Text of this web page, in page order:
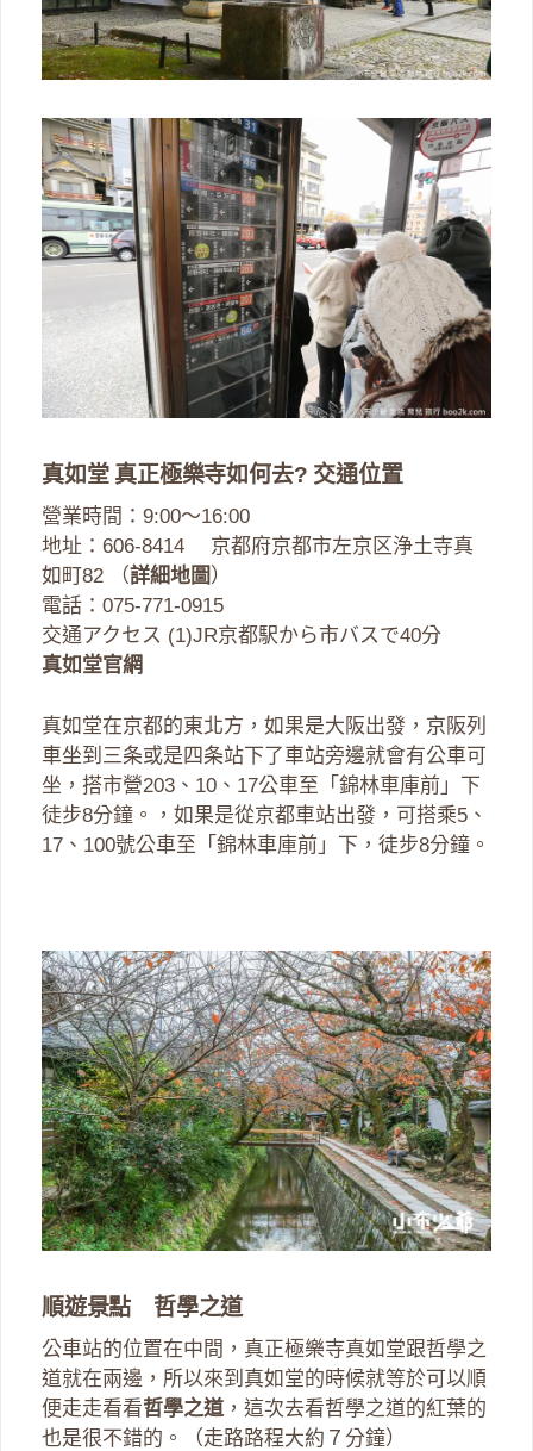
真如堂 真正極樂寺如何去? 交通位置
營業時間：9:00～16:00
地址：606-8414 京都府京都市左京区浄土寺真
如町82 （詳細地圖）
電話：075-771-0915
交通アクセス (1)JR京都駅から市バスで40分
真如堂官網
真如堂在京都的東北方，如果是大阪出發，京阪列
車坐到三条或是四条站下了車站旁邊就會有公車可
坐，搭市營203、10、17公車至「錦林車庫前」下
徒步8分鐘。，如果是從京都車站出發，可搭乘5、
17、100號公車至「錦林車庫前」下，徒步8分鐘。
順遊景點 哲學之道
公車站的位置在中間，真正極樂寺真如堂跟哲學之
道就在兩邊，所以來到真如堂的時候就等於可以順
便走走看看哲學之道 ，這次去看哲學之道的紅葉的
也是很不錯的。（走路路程大約７分鐘）